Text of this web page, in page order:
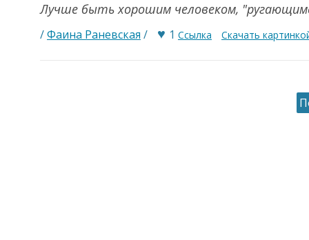
Лучше быть хорошим человеком,
/Фаина Раневская / ♥ 1 Ссылка Скачать